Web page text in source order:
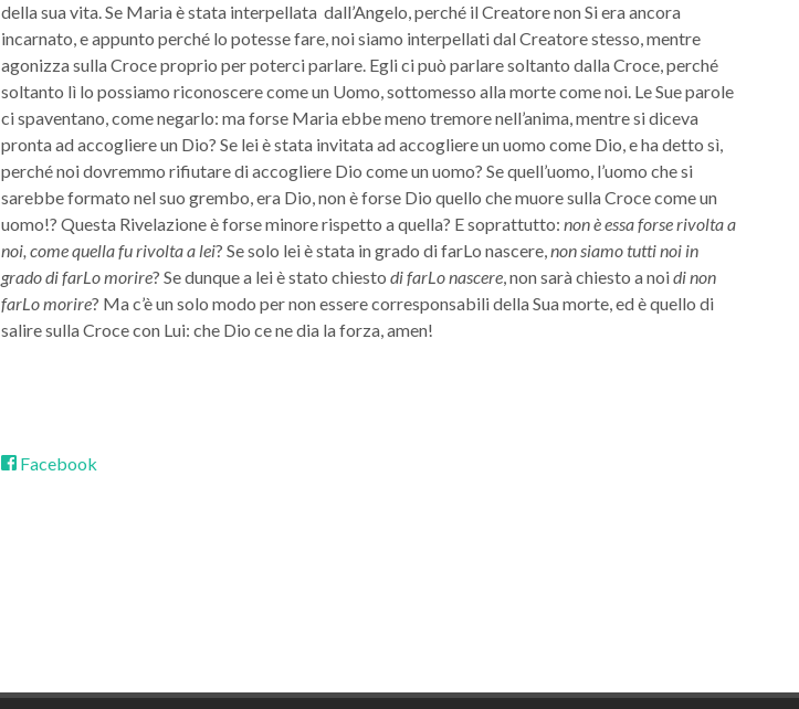
della sua vita. Se Maria è stata interpellata dall’Angelo, perché il Creatore non Si era ancora
incarnato, e appunto perché lo potesse fare, noi siamo interpellati dal Creatore stesso, mentre
agonizza sulla Croce proprio per poterci parlare. Egli ci può parlare soltanto dalla Croce, perché
soltanto lì lo possiamo riconoscere come un Uomo, sottomesso alla morte come noi. Le Sue parole
ci spaventano, come negarlo: ma forse Maria ebbe meno tremore nell’anima, mentre si diceva
pronta ad accogliere un Dio? Se lei è stata invitata ad accogliere un uomo come Dio, e ha detto sì,
perché noi dovremmo rifiutare di accogliere Dio come un uomo? Se quell’uomo, l’uomo che si
sarebbe formato nel suo grembo, era Dio, non è forse Dio quello che muore sulla Croce come un
uomo!? Questa Rivelazione è forse minore rispetto a quella? E soprattutto: non è essa forse rivolta a
noi, come quella fu rivolta a lei? Se solo lei è stata in grado di farLo nascere,non siamo tutti noi in
grado di farLo morire? Se dunque a lei è stato chiesto di farLo nascere, non sarà chiesto a noidi non
farLo morire? Ma c’è un solo modo per non essere corresponsabili della Sua morte, ed è quello di
salire sulla Croce con Lui: che Dio ce ne dia la forza, amen!
Facebook